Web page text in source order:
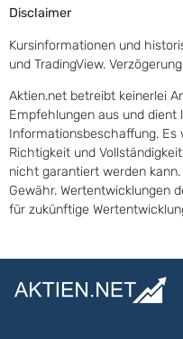
Disclaimer
Kursinformationen und
und TradingView.
Aktien.net betreibt keinerlei
Empfehlungen aus und dient
Informationsbeschaffung. Es
Richtigkeit und
nicht garantiert werden
Gewähr. Wertentwicklungen
für zukünftige